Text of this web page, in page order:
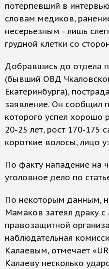
потерпевший в
словам медиков,
несерьезным - лишь
грудной клетки со
Добравшись до отдела
(бывший ОВД
Екатеринбурга),
заявление. Он сообщил
которого успел хорошо
20-25 лет, рост 170-175
короткие волосы, лицо
По факту нападение на
уголовное дело по
По некоторым данным,
Мамаков затеял драку с
правозащитной
наблюдательная
Калаевым, отмечает
Калаеву несколько